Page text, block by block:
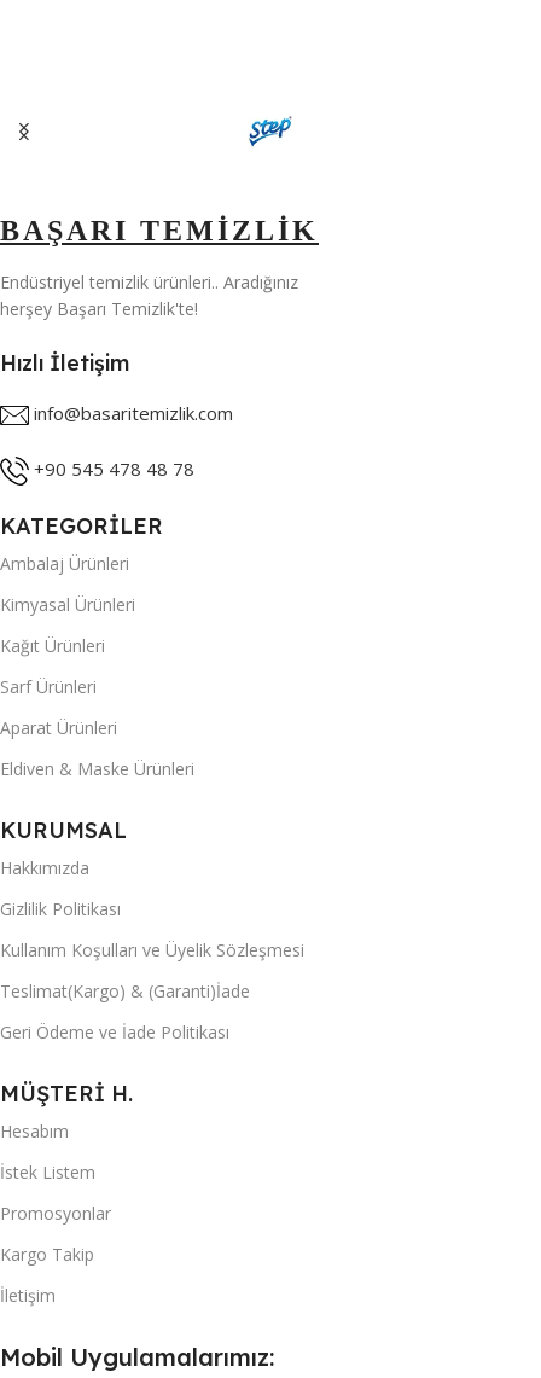
BAŞARI TEMİZLİK
Endüstriyel temizlik ürünleri.. Aradığınız
herşey Başarı Temizlik'te!
Hızlı İletişim
info@basaritemizlik.com
+90 545 478 48 78
KATEGORİLER
Ambalaj Ürünleri
Kimyasal Ürünleri
Kağıt Ürünleri
Sarf Ürünleri
Aparat Ürünleri
Eldiven & Maske Ürünleri
KURUMSAL
Hakkımızda
Gizlilik Politikası
Kullanım Koşulları ve Üyelik Sözleşmesi
Teslimat(Kargo) & (Garanti)İade
Geri Ödeme ve İade Politikası
MÜŞTERİ H.
Hesabım
İstek Listem
Promosyonlar
Kargo Takip
İletişim
Mobil Uygulamalarımız: